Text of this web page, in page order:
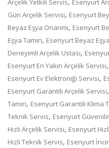
Arçelik Yetkili Servis Esenyurt
Gün Arçelik Servisi, Esenyurt
Beyaz Eşya Onarımı, Esenyurt
Eşya Tamiri, Esenyurt Beyaz
Deneyimli Arçelik Ustası,
Esenyurt En Yakın Arçelik Servisi,
Esenyurt Ev Elektroniği Servisi,
Esenyurt Garantili Arçelik Servisi,
Tamiri, Esenyurt Garantili Klima
Teknik Servis, Esenyurt
Hızlı Arçelik Servisi, Esenyurt
Hızlı Teknik Servis, Esenyurt